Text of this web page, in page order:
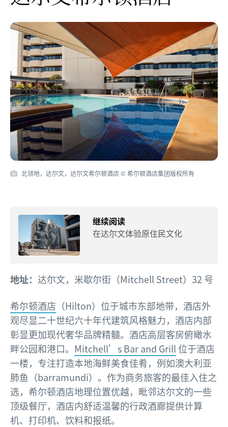
北领地，达尔文，达尔文希尔顿酒店 © 希尔顿酒店集团版权所有
继续阅读
在达尔文体验原住民文化
地址： 达尔文，米歇尔街（Mitchell Street）32 号
希尔顿酒店 （Hilton）位于城市东部地带，酒店外
观尽显二十世纪六十年代建筑风格魅力，酒店内部
彰显更加现代奢华品牌精髓。酒店高层客房俯瞰水
畔公园和港口。 Mitchell’s Bar and Grill 位于酒店
一楼，专注打造本地海鲜美食佳肴，例如澳大利亚
肺鱼（barramundi）。作为商务旅客的最佳入住之
选，希尔顿酒店地理位置优越，毗邻达尔文的一些
顶级餐厅，酒店内舒适温馨的行政酒廊提供计算
机、打印机、饮料和报纸。